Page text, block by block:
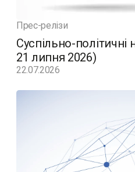
Прес-релізи
Суспільно-політичні
21 липня 2026)
22.07.2026